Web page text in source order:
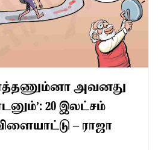
அவனது
20 இலட்சம்
– ராஜா